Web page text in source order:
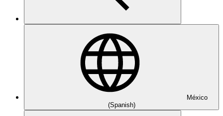
México
(Spanish)